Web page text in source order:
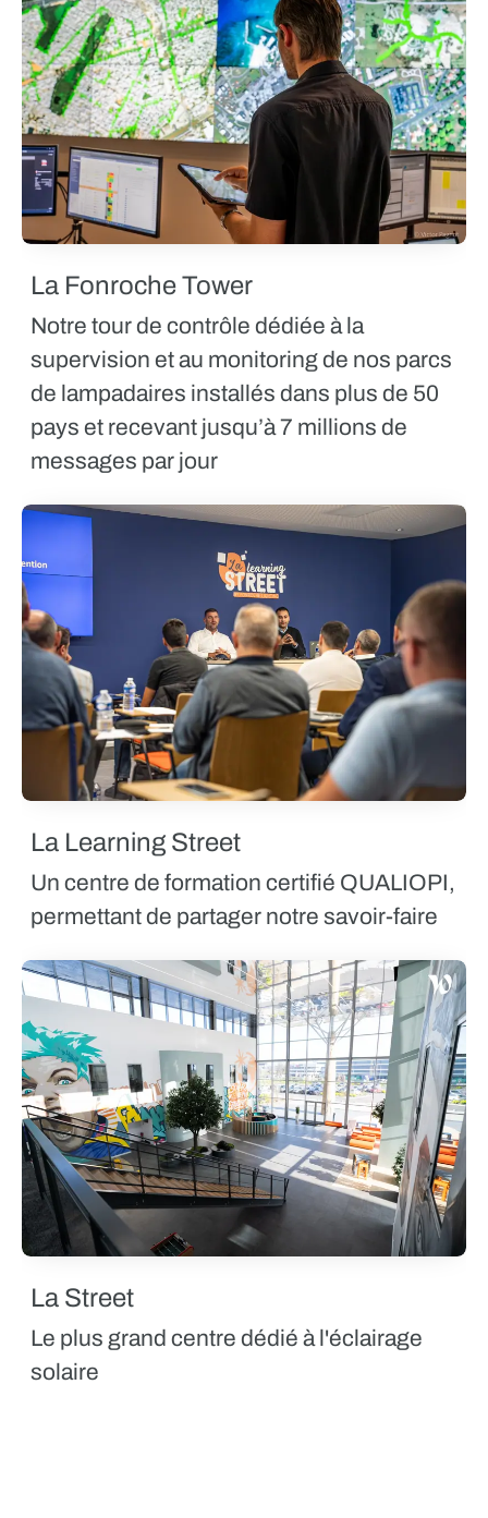
La Fonroche Tower
Notre tour de contrôle dédiée à la
supervision et au monitoring de nos parcs
de lampadaires installés dans plus de 50
pays et recevant jusqu’à 7 millions de
messages par jour
La Learning Street
Un centre de formation certifié QUALIOPI,
permettant de partager notre savoir-faire
La Street
Le plus grand centre dédié à l'éclairage
solaire